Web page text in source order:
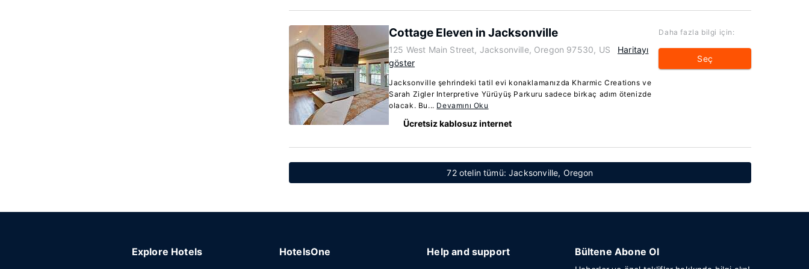
Cottage Eleven in Jacksonville
125 West Main Street, Jacksonville, Oregon 97530, US
Haritayı
göster
Jacksonville şehrindeki tatil evi konaklamanızda Kharmic Creations ve
Sarah Zigler Interpretive Yürüyüş Parkuru sadece birkaç adım ötenizde
olacak. Bu... Devamını Oku
Ücretsiz kablosuz internet
Daha fazla bilgi için:
Seç
72 otelin tümü: Jacksonville, Oregon
Explore Hotels HotelsOne Help and support Bültene Abone Ol